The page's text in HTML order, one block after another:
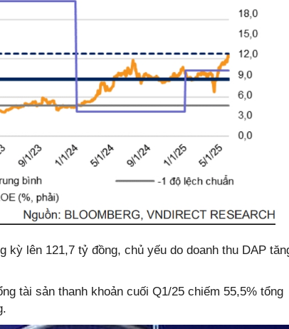
kỳ lên 121,7 tỷ đồng, chủ yếu do doanh thu DAP
tài sản thanh khoản cuối Q1/25 chiếm 55,5% tổng